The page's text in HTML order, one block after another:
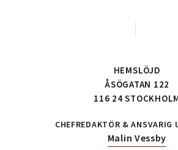
HEMSLÖJD
ÅSÖGATAN 122
116 24
CHEFREDAKTÖR & ANSVARIG
Malin Vessby